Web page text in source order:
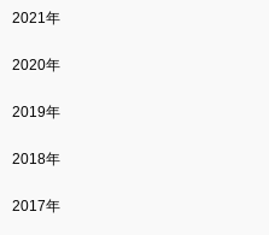
2021年
2020年
2019年
2018年
2017年